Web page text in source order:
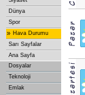
Dünya
Spor
» Hava Durumu
Sarı Sayfalar
Ana Sayfa
Dosyalar
Teknoloji
Emlak